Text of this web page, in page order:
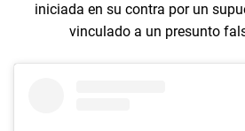
iniciada en su contra por un
vinculado a un presunto